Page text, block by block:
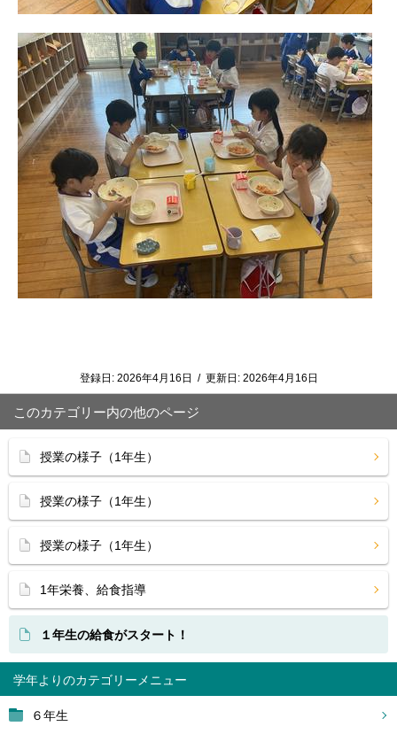
学年より
６年生
登録日: 2026年4月16日 / 更新日: 2026年4月16日
このカテゴリー内の他のページ
授業の様子（1年生）
授業の様子（1年生）
授業の様子（1年生）
1年栄養、給食指導
１年生の給食がスタート！